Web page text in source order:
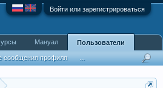
Войти или зарегистрироваться
Мануал Пользователи
сообщения профиля